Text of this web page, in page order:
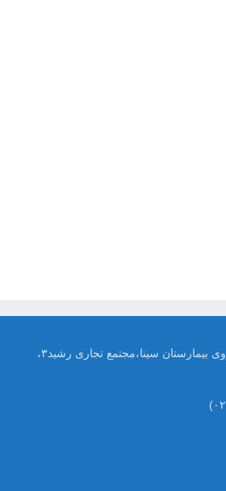
تهران ،خیابان امام خمینی،روبروی بیمارستان سینا،مجتمع تجاری رشید۳،